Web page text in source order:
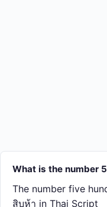
What is the number
The number five
สิบ​ห้า in Thai Script